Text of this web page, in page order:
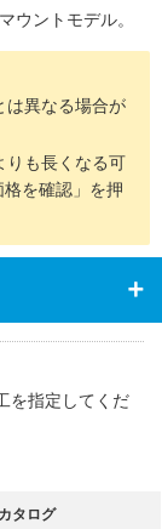
ウントモデル。
は異なる場合が
りも長くなる可
を確認」を押
を指定してくだ
カタログ